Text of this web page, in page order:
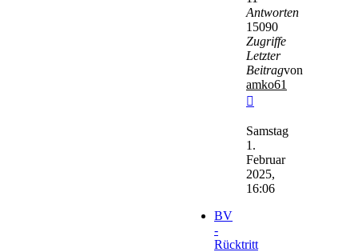
Antworten
15090
Zugriffe
Letzter
Beitragvon
amko61
Beitrag
Samstag
1.
Februar
2025,
16:06
BV
-
Rücktritt